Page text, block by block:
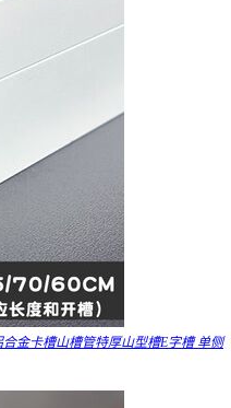
金卡槽山槽管特厚山型槽E字槽 单侧